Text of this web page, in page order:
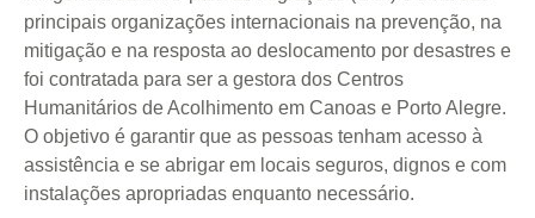
principais organizações internacionais na prevenção, na
mitigação e na resposta ao deslocamento por desastres e
foi contratada para ser a gestora dos Centros
Humanitários de Acolhimento em Canoas e Porto Alegre.
O objetivo é garantir que as pessoas tenham acesso à
assistência e se abrigar em locais seguros, dignos e com
instalações apropriadas enquanto necessário.